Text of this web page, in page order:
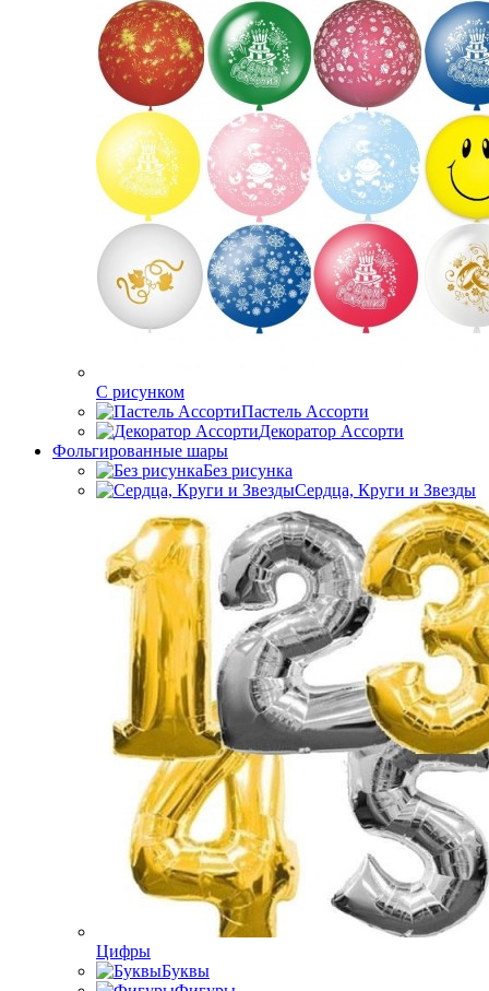
C рисунком
Пастель Ассорти
Декоратор Ассорти
Фольгированные шары
Без рисунка
Сердца, Круги и Звезды
Цифры
Буквы